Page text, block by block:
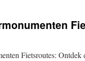
Fietsroutes: Ontdek